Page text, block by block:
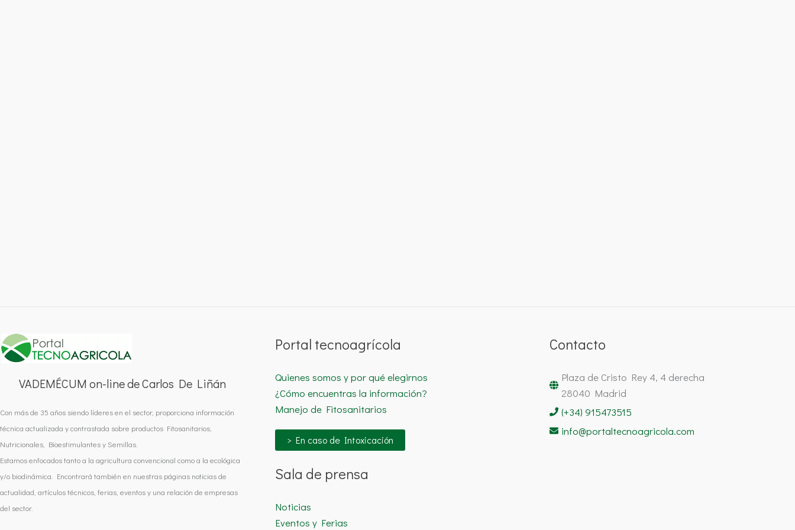
VADEMÉCUM on-line de Carlos De Liñán
Con más de 35 años siendo líderes en el sector, proporciona información
técnica actualizada y contrastada sobre productos Fitosanitarios,
Nutricionales, Bioestimulantes y Semillas.
Estamos enfocados tanto a la agricultura convencional como a la ecológica
y/o biodinámica. Encontrará también en nuestras páginas noticias de
actualidad, artículos técnicos, ferias, eventos y una relación de empresas
del sector.
Portal tecnoagrícola
Quienes somos y por qué elegirnos
¿Cómo encuentras la información?
Manejo de Fitosanitarios
> En caso de Intoxicación
Sala de prensa
Noticias
Eventos y Ferias
Contacto
Plaza de Cristo Rey 4, 4 derecha
28040 Madrid
(+34) 915473515
info@portaltecnoagricola.com